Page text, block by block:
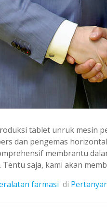
tablet unruk mesin
dan pengemas
membrantu
saja, kami akan
farmasi di